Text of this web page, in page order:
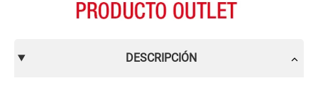
DESCRIPCIÓN